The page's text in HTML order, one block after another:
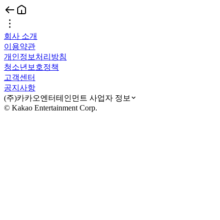
회사 소개
이용약관
개인정보처리방침
청소년보호정책
고객센터
공지사항
(주)카카오엔터테인먼트 사업자 정보
© Kakao Entertainment Corp.